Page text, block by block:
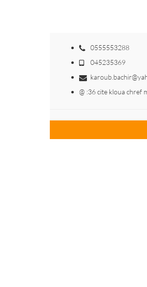
0555553288
045235369
@ :36 cite kloua chref